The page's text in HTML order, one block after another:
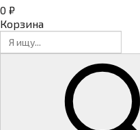
0 ₽
Корзина